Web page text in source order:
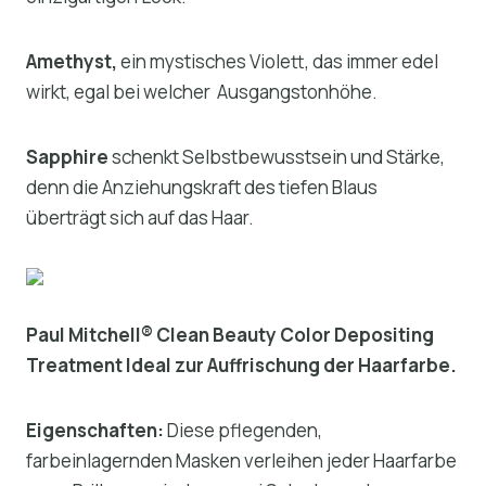
Amethyst,ein mystisches Violett, das immer edel
wirkt, egal bei welcher Ausgangstonhöhe.
Sapphireschenkt Selbstbewusstsein und Stärke,
denn die Anziehungskraft des tiefen Blaus
überträgt sich auf das Haar.
Paul Mitchell® Clean Beauty Color Depositing
Treatment Ideal zur Auffrischung der Haarfarbe.
Eigenschaften:Diese pflegenden,
farbeinlagernden Masken verleihen jeder Haarfarbe